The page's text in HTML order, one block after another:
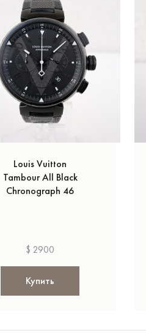
Louis Vuitton
Tambour All Black
Chronograph 46
$ 2900
Купить